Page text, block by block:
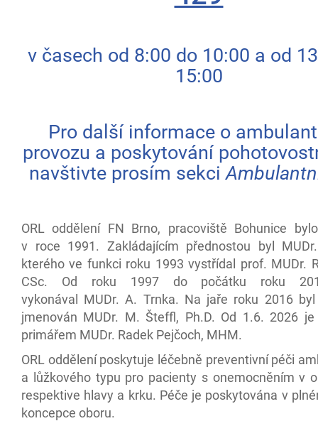
v časech od 8:00 do 10:00 a od
15:00
Pro další informace o
provozu a poskytování
navštivte prosím sekci
ORL oddělení FN Brno, pracoviště Bohunice
v roce 1991. Zakládajícím přednostou byl
kterého ve funkci roku 1993 vystřídal prof. MUDr.
CSc. Od roku 1997 do počátku roku
vykonával MUDr. A. Trnka. Na jaře roku 2016
jmenován MUDr. M. Šteffl, Ph.D. Od 1.6. 2026 je
primářem MUDr. Radek Pejčoch, MHM.
ORL oddělení poskytuje léčebně preventivní péči
a lůžkového typu pro pacienty s onemocněním v
respektive hlavy a krku. Péče je poskytována v
koncepce oboru.